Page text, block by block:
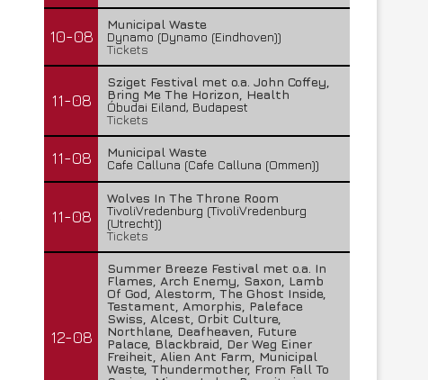
10-08
Municipal Waste
Dynamo (Dynamo (Eindhoven))
Tickets
11-08
Sziget Festival met o.a. John Coffey,
Bring Me The Horizon, Health
Óbudai Eiland, Budapest
Tickets
11-08
Municipal Waste
Cafe Calluna (Cafe Calluna (Ommen))
11-08
Wolves In The Throne Room
TivoliVredenburg (TivoliVredenburg
(Utrecht))
Tickets
12-08
Summer Breeze Festival met o.a. In
Flames, Arch Enemy, Saxon, Lamb
Of God, Alestorm, The Ghost Inside,
Testament, Amorphis, Paleface
Swiss, Alcest, Orbit Culture,
Northlane, Deafheaven, Future
Palace, Blackbraid, Der Weg Einer
Freiheit, Alien Ant Farm, Municipal
Waste, Thundermother, From Fall To